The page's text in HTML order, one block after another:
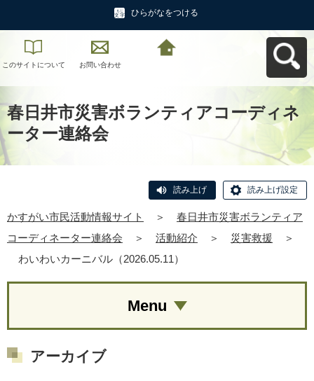
ひらがなをつける
このサイトについて お問い合わせ
春日井市災害ボランティアコーディネ
ーター連絡会
読み上げ 読み上げ設定
かすがい市民活動情報サイト ＞
春日井市災害ボランティア
コーディネーター連絡会
＞ 活動紹介 ＞ 災害救援
＞
わいわいカーニバル（2026.05.11）
Menu
アーカイブ